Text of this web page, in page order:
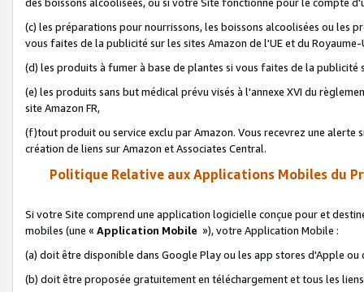
(c) les préparations pour nourrissons, les boissons alcoolisées ou les
vous faites de la publicité sur les sites Amazon de l'UE et du Royaume-
(d) les produits à fumer à base de plantes si vous faites de la publicité
(e) les produits sans but médical prévu visés à l'annexe XVI du
site Amazon FR,
(f)tout produit ou service exclu par Amazon. Vous recevrez une alerte
création de liens sur Amazon et Associates Central.
Politique Relative aux Applications Mobiles du
Si votre Site comprend une application logicielle conçue pour et
mobiles (une « Application Mobile »), votre Application Mobile :
(a) doit être disponible dans Google Play ou les app stores d'Apple ou
(b) doit être proposée gratuitement en téléchargement et tous les